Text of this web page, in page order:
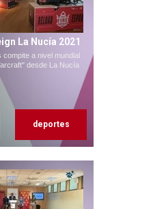
La Nucía 2021
compite a nivel mundial
desde La Nucía
deportes